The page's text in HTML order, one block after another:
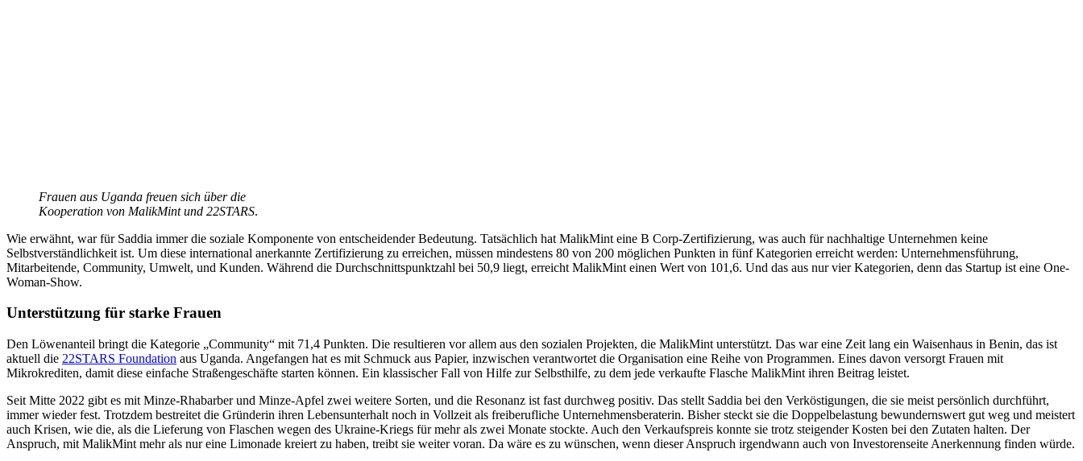
Frauen aus Uganda freuen sich über die
Kooperation von MalikMint und 22STARS.
Wie erwähnt, war für Saddia immer die soziale Komponente von entscheidender Bedeutung. Tatsächlich hat MalikMint eine B Corp-Zertifizierung, was auch für nachhaltige Unternehmen keine
Selbstverständlichkeit ist. Um diese international anerkannte Zertifizierung zu erreichen, müssen mindestens 80 von 200 möglichen Punkten in fünf Kategorien erreicht werden: Unternehmensführung,
Mitarbeitende, Community, Umwelt, und Kunden. Während die Durchschnittspunktzahl bei 50,9 liegt, erreicht MalikMint einen Wert von 101,6. Und das aus nur vier Kategorien, denn das Startup ist eine One-
Woman-Show.
Unterstützung für starke Frauen
Den Löwenanteil bringt die Kategorie „Community“ mit 71,4 Punkten. Die resultieren vor allem aus den sozialen Projekten, die MalikMint unterstützt. Das war eine Zeit lang ein Waisenhaus in Benin, das ist
aktuell die 22STARS Foundation aus Uganda. Angefangen hat es mit Schmuck aus Papier, inzwischen verantwortet die Organisation eine Reihe von Programmen. Eines davon versorgt Frauen mit
Mikrokrediten, damit diese einfache Straßengeschäfte starten können. Ein klassischer Fall von Hilfe zur Selbsthilfe, zu dem jede verkaufte Flasche MalikMint ihren Beitrag leistet.
Seit Mitte 2022 gibt es mit Minze-Rhabarber und Minze-Apfel zwei weitere Sorten, und die Resonanz ist fast durchweg positiv. Das stellt Saddia bei den Verköstigungen, die sie meist persönlich durchführt,
immer wieder fest. Trotzdem bestreitet die Gründerin ihren Lebensunterhalt noch in Vollzeit als freiberufliche Unternehmensberaterin. Bisher steckt sie die Doppelbelastung bewundernswert gut weg und meistert
auch Krisen, wie die, als die Lieferung von Flaschen wegen des Ukraine-Kriegs für mehr als zwei Monate stockte. Auch den Verkaufspreis konnte sie trotz steigender Kosten bei den Zutaten halten. Der
Anspruch, mit MalikMint mehr als nur eine Limonade kreiert zu haben, treibt sie weiter voran. Da wäre es zu wünschen, wenn dieser Anspruch irgendwann auch von Investorenseite Anerkennung finden würde.